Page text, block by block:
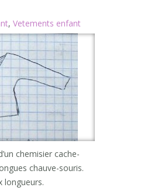
, Vetements enfant
chemisier cache-
chauve-souris.
longueurs.